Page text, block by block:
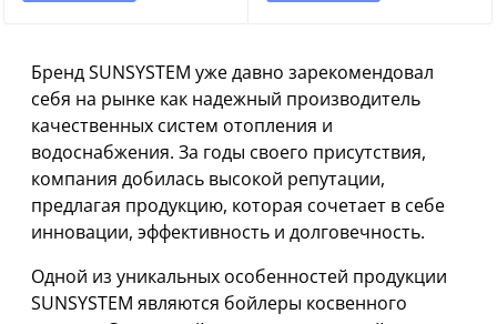
Бренд SUNSYSTEM уже давно зарекомендовал
себя на рынке как надежный производитель
качественных систем отопления и
водоснабжения. За годы своего присутствия,
компания добилась высокой репутации,
предлагая продукцию, которая сочетает в себе
инновации, эффективность и долговечность.
Одной из уникальных особенностей продукции
SUNSYSTEM являются бойлеры косвенного